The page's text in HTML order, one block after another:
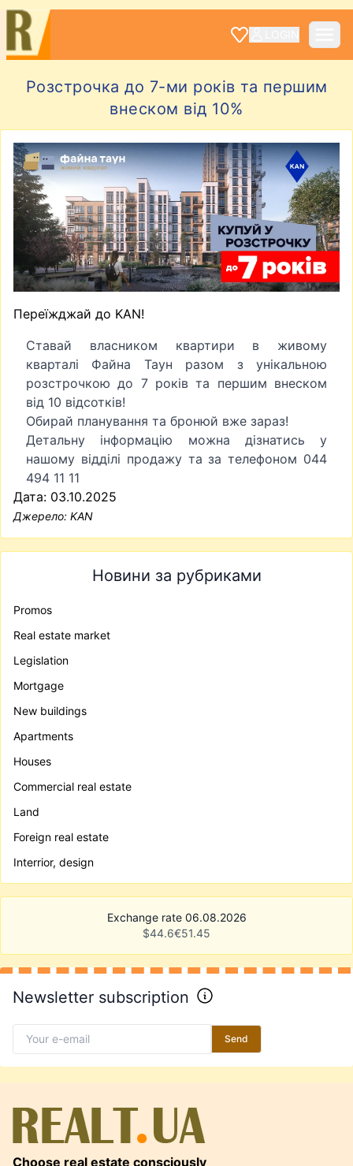
Розстрочка до 7-ми років та першим
внеском від 10%
Переїжджай до KAN!
Ставай власником квартири в живому
кварталі Файна Таун разом з унікальною
розстрочкою до 7 років та першим внеском
від 10 відсотків!
Обирай планування та бронюй вже зараз!
Детальну інформацію можна дізнатись у
нашому відділі продажу та за телефоном 044
494 11 11
Дата: 03.10.2025
Джерело: KAN
Новини за рубриками
Promos
Real estate market
Legislation
Mortgage
New buildings
Apartments
Houses
Commercial real estate
Land
Foreign real estate
Interrior, design
Exchange rate 06.08.2026
$44.6€51.45
Newsletter subscription
Send
Choose real estate consciously